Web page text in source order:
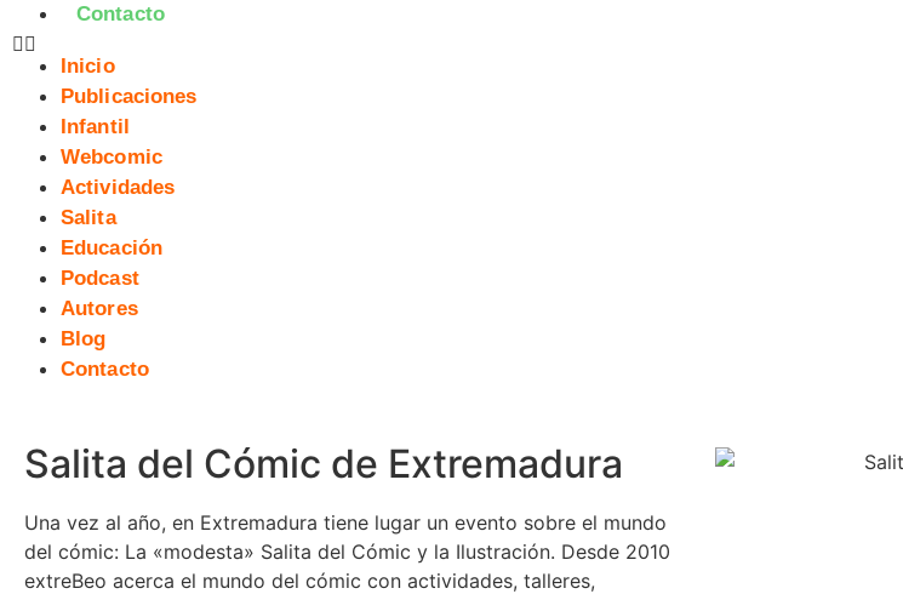
Contacto
Inicio
Publicaciones
Infantil
Webcomic
Actividades
Salita
Educación
Podcast
Autores
Blog
Contacto
Salita del Cómic de Extremadura
Una vez al año, en Extremadura tiene lugar un evento sobre el mundo
del cómic: La «modesta» Salita del Cómic y la Ilustración. Desde 2010
extreBeo acerca el mundo del cómic con actividades, talleres,